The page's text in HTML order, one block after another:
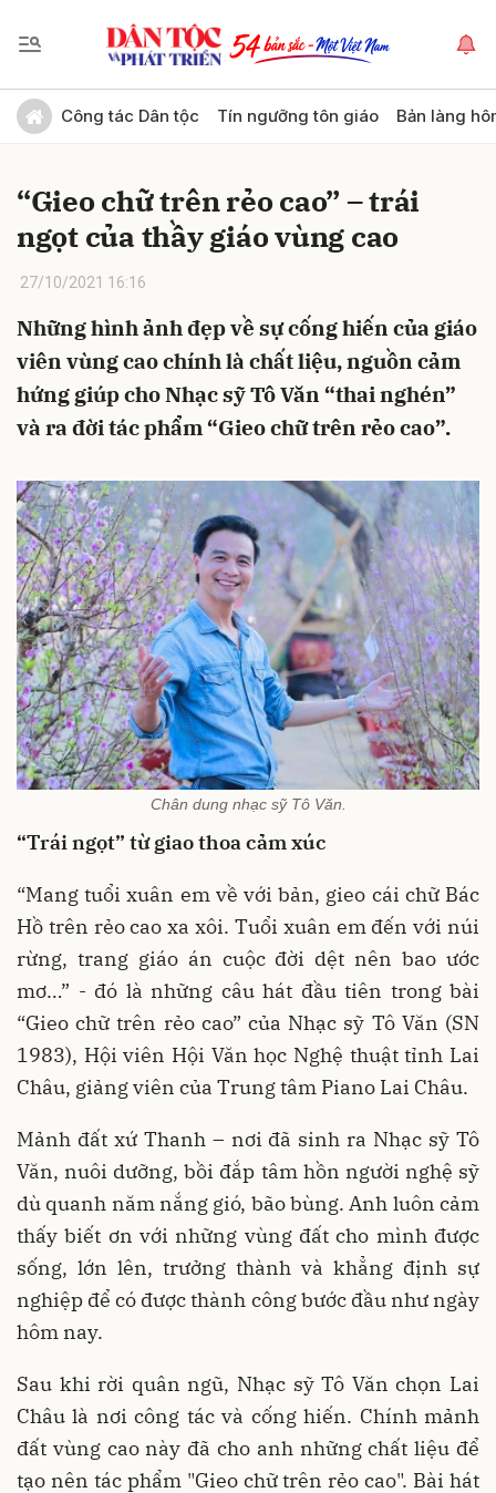
Công tác Dân tộc Tín ngưỡng tôn giáo Bản làng
“Gieo chữ trên rẻo cao” – trái
ngọt của thầy giáo vùng cao
27/10/2021 16:16
Những hình ảnh đẹp về sự cống hiến của giáo
viên vùng cao chính là chất liệu, nguồn cảm
hứng giúp cho Nhạc sỹ Tô Văn “thai nghén”
và ra đời tác phẩm “Gieo chữ trên rẻo cao”.
Chân dung nhạc sỹ Tô Văn.
“Trái ngọt” từ giao thoa cảm xúc
“Mang tuổi xuân em về với bản, gieo cái chữ Bác
Hồ trên rẻo cao xa xôi. Tuổi xuân em đến với núi
rừng, trang giáo án cuộc đời dệt nên bao ước
mơ…” - đó là những câu hát đầu tiên trong bài
“Gieo chữ trên rẻo cao” của Nhạc sỹ Tô Văn (SN
1983), Hội viên Hội Văn học Nghệ thuật tỉnh Lai
Châu, giảng viên của Trung tâm Piano Lai Châu.
Mảnh đất xứ Thanh – nơi đã sinh ra Nhạc sỹ Tô
Văn, nuôi dưỡng, bồi đắp tâm hồn người nghệ sỹ
dù quanh năm nắng gió, bão bùng. Anh luôn cảm
thấy biết ơn với những vùng đất cho mình được
sống, lớn lên, trưởng thành và khẳng định sự
nghiệp để có được thành công bước đầu như ngày
hôm nay.
Sau khi rời quân ngũ, Nhạc sỹ Tô Văn chọn Lai
Châu là nơi công tác và cống hiến. Chính mảnh
đất vùng cao này đã cho anh những chất liệu để
tạo nên tác phẩm "Gieo chữ trên rẻo cao". Bài hát
Gửi bình luận
Hủy Gửi